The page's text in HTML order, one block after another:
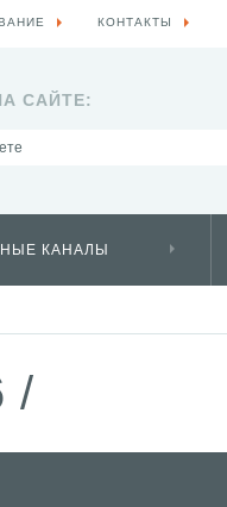
САЙТЕ:
КАНАЛЫ
/
КОНТАКТЫ